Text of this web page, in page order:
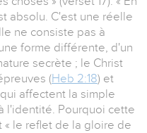
absolu. C'est une réelle
ne consiste pas à
forme différente, d'un
secrète ; le Christ
(Heb 2:18) et
affectent la simple
l'identité. Pourquoi cette
le reflet de la gloire de